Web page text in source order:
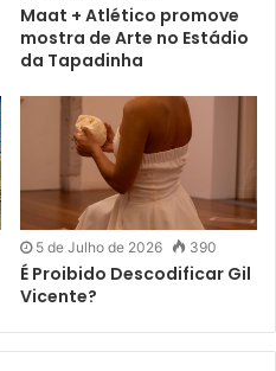
Maat + Atlético promove
mostra de Arte no Estádio
da Tapadinha
5 de Julho de 2026 390
É Proibido Descodificar Gil
Vicente?